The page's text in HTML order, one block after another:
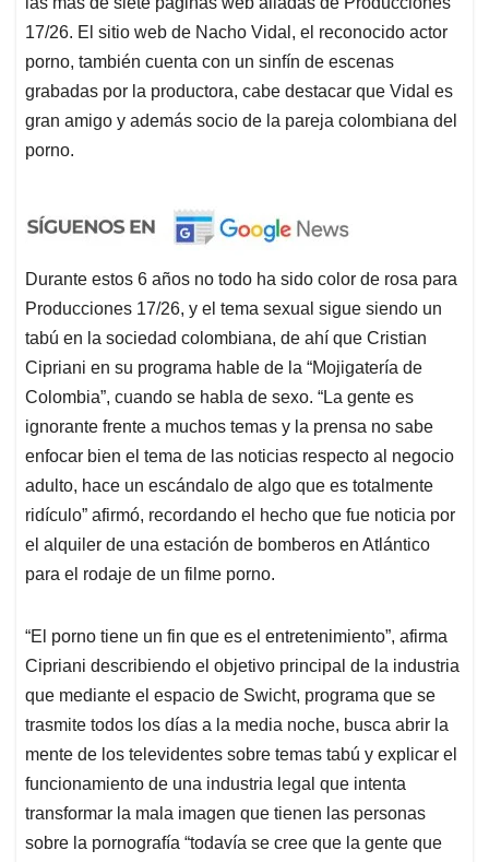
17/26. El sitio web de Nacho Vidal, el reconocido actor
porno, también cuenta con un sinfín de escenas
grabadas por la productora, cabe destacar que Vidal es
gran amigo y además socio de la pareja colombiana del
porno.
Durante estos 6 años no todo ha sido color de rosa para
Producciones 17/26, y el tema sexual sigue siendo un
tabú en la sociedad colombiana, de ahí que Cristian
Cipriani en su programa hable de la “Mojigatería de
Colombia”, cuando se habla de sexo. “La gente es
ignorante frente a muchos temas y la prensa no sabe
enfocar bien el tema de las noticias respecto al negocio
adulto, hace un escándalo de algo que es totalmente
ridículo” afirmó, recordando el hecho que fue noticia por
el alquiler de una estación de bomberos en Atlántico
para el rodaje de un filme porno.
“El porno tiene un fin que es el entretenimiento”, afirma
Cipriani describiendo el objetivo principal de la industria
que mediante el espacio de Swicht, programa que se
trasmite todos los días a la media noche, busca abrir la
mente de los televidentes sobre temas tabú y explicar el
funcionamiento de una industria legal que intenta
transformar la mala imagen que tienen las personas
sobre la pornografía “todavía se cree que la gente que